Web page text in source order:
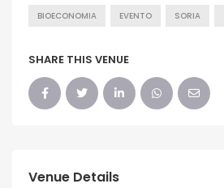
BIOECONOMIA EVENTO SORIA
SHARE THIS VENUE
Venue Details